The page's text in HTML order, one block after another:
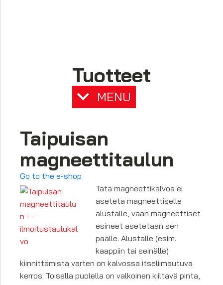
Tuotteet
MENU
Taipuisan
magneettitaulun
Go to the e-shop
Tätä magneettikalvoa ei
aseteta magneettiselle
alustalle, vaan magneettiset
esineet asetetaan sen
päälle. Alustalle (esim.
kaappiin tai seinälle)
kiinnittämistä varten on kalvossa itseliimautuva
kerros. Toisella puolella on valkoinen kiiltävä pinta,